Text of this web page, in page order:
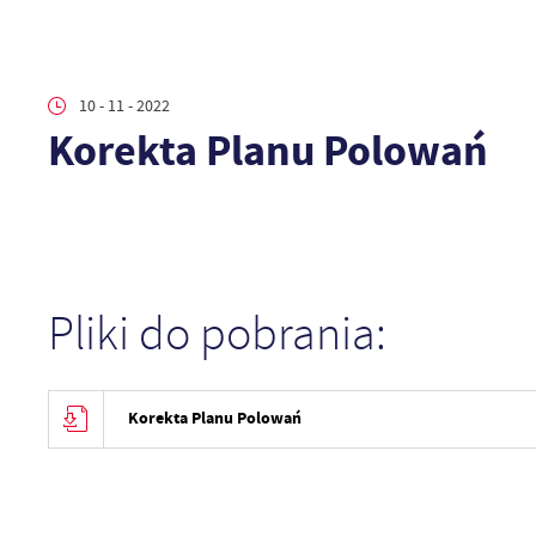
10 - 11 - 2022
Korekta Planu Polowań
Pliki do pobrania:
Korekta Planu Polowań